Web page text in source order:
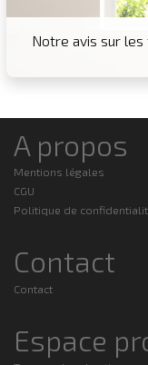
Notre avis sur
A propos
Mentions légales
CGU
Politique de
Contact
Contact
Espace